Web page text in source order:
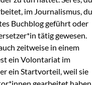
im Journalismus, du
Buchblog geführt oder
tätig gewesen.
zeitweise in einem
ein Volontariat im
ein Startvorteil, weil sie